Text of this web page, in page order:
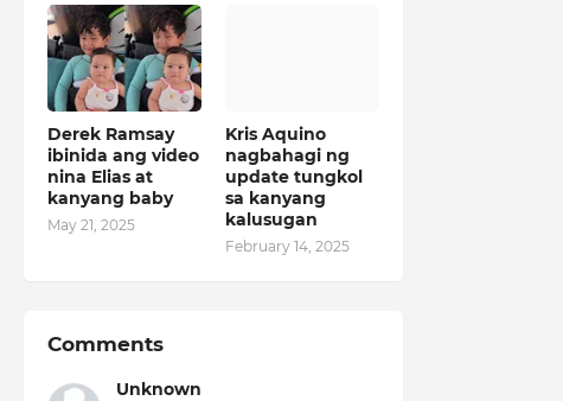
Derek Ramsay
ibinida ang video
nina Elias at
kanyang baby
May 21, 2025
Kris Aquino
nagbahagi ng
update tungkol
sa kanyang
kalusugan
February 14, 2025
Comments
Unknown